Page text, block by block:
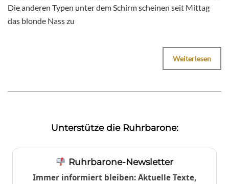
Die anderen Typen unter dem Schirm scheinen seit Mittag
das blonde Nass zu
Weiterlesen
Unterstütze die Ruhrbarone:
Ruhrbarone-Newsletter
Immer informiert bleiben: Aktuelle Texte,